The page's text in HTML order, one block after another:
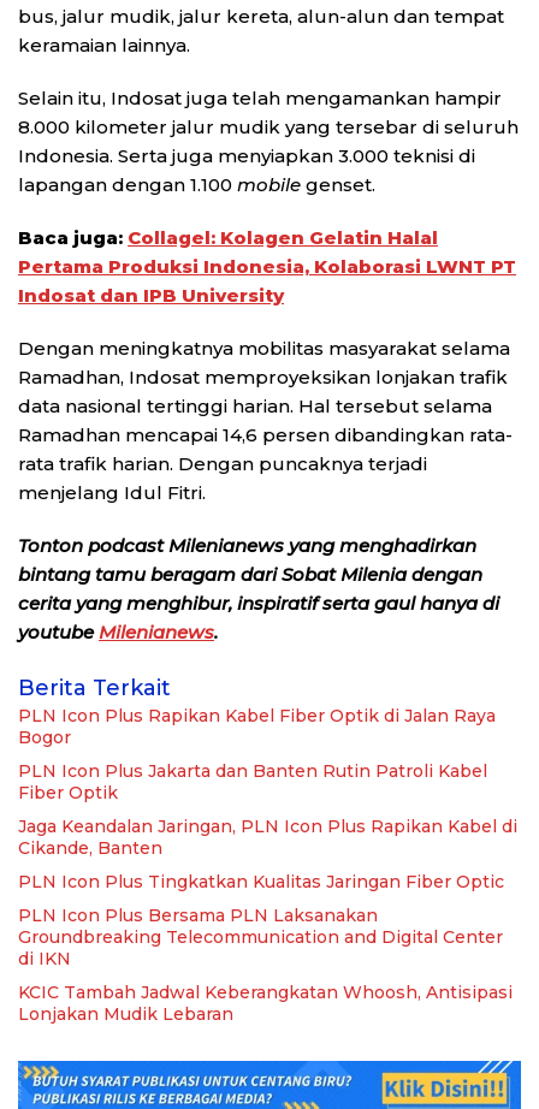
bus, jalur mudik, jalur kereta, alun-alun dan tempat
keramaian lainnya.
Selain itu, Indosat juga telah mengamankan hampir
8.000 kilometer jalur mudik yang tersebar di seluruh
Indonesia. Serta juga menyiapkan 3.000 teknisi di
lapangan dengan 1.100 mobile genset.
Baca juga: Collagel: Kolagen Gelatin Halal
Pertama Produksi Indonesia, Kolaborasi LWNT PT
Indosat dan IPB University
Dengan meningkatnya mobilitas masyarakat selama
Ramadhan, Indosat memproyeksikan lonjakan trafik
data nasional tertinggi harian. Hal tersebut selama
Ramadhan mencapai 14,6 persen dibandingkan rata-
rata trafik harian. Dengan puncaknya terjadi
menjelang Idul Fitri.
Tonton podcast Milenianews yang menghadirkan
bintang tamu beragam dari Sobat Milenia dengan
cerita yang menghibur, inspiratif serta gaul hanya di
youtubeMilenianews.
Berita Terkait
PLN Icon Plus Rapikan Kabel Fiber Optik di Jalan Raya
Bogor
PLN Icon Plus Jakarta dan Banten Rutin Patroli Kabel
Fiber Optik
Jaga Keandalan Jaringan, PLN Icon Plus Rapikan Kabel di
Cikande, Banten
PLN Icon Plus Tingkatkan Kualitas Jaringan Fiber Optic
PLN Icon Plus Bersama PLN Laksanakan
Groundbreaking Telecommunication and Digital Center
di IKN
KCIC Tambah Jadwal Keberangkatan Whoosh, Antisipasi
Lonjakan Mudik Lebaran